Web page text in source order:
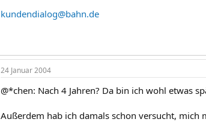
kundendialog@bahn.de
24 Januar 2004
@*chen: Nach 4 Jahren? Da bin ich wohl etwas
Außerdem hab ich damals schon versucht, mich